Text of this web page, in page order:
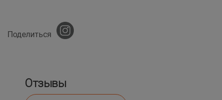
Поделиться
Отзывы